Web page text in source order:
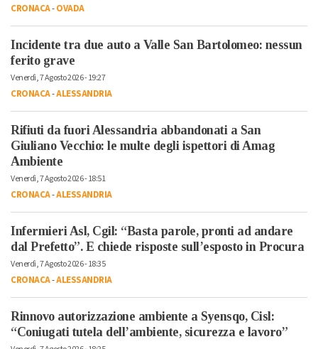
CRONACA-OVADA
Incidente tra due auto a Valle San Bartolomeo: nessun
ferito grave
Venerdì, 7 Agosto 2026 - 19:27
CRONACA-ALESSANDRIA
Rifiuti da fuori Alessandria abbandonati a San
Giuliano Vecchio: le multe degli ispettori di Amag
Ambiente
Venerdì, 7 Agosto 2026 - 18:51
CRONACA-ALESSANDRIA
Infermieri Asl, Cgil: “Basta parole, pronti ad andare
dal Prefetto”. E chiede risposte sull’esposto in Procura
Venerdì, 7 Agosto 2026 - 18:35
CRONACA-ALESSANDRIA
Rinnovo autorizzazione ambiente a Syensqo, Cisl:
“Coniugati tutela dell’ambiente, sicurezza e lavoro”